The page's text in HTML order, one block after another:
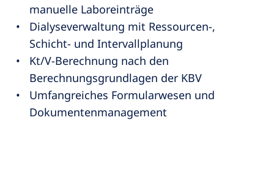
manuelle Laboreinträge
Dialyseverwaltung mit Ressourcen-,
Schicht- und Intervallplanung
Kt/V-Berechnung nach den
Berechnungsgrundlagen der KBV
Umfangreiches Formularwesen und
Dokumentenmanagement